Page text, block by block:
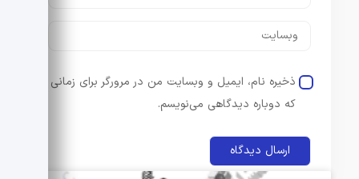
ذخیره نام، ایمیل و وبسایت من در مرورگر برای زمانی
که دوباره دیدگاهی می‌نویسم.